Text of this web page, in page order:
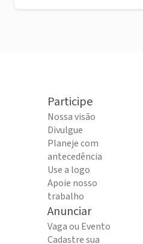
Participe
Nossa visão
Divulgue
Planeje com
antecedência
Use a logo
Apoie nosso
trabalho
Anunciar
Vaga ou Evento
Cadastre sua